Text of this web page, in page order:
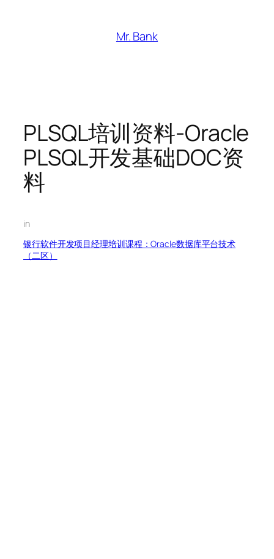
Mr. Bank
PLSQL培训资料-Oracle
PLSQL开发基础DOC资
料
in
银行软件开发项目经理培训课程：Oracle数据库平台技术
（二区）